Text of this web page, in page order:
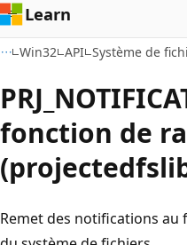
Learn
Win32 API Système de
fonction de
Remet des notifications